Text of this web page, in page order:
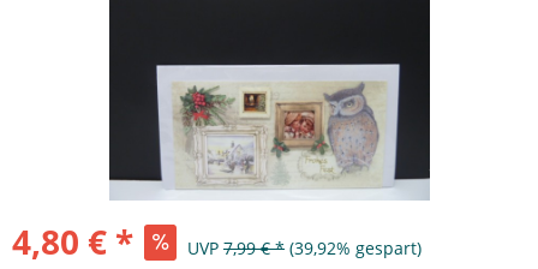
4,80 € * UVP 7,99 € * (39,92% gespart)